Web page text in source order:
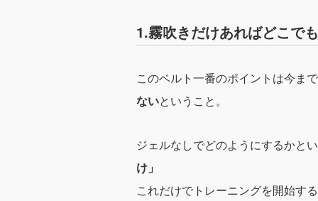
1.霧吹きだけあればどこで
このベルト一番のポイントは今ま
ないということ。
ジェルなしでどのようにするかと
け」
これだけでトレーニングを開始す